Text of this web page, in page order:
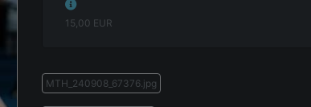
15,00 EUR
MTH_240908_67376.jpg